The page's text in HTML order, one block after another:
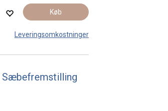
Køb
Leveringsomkostninger
Sæbefremstilling